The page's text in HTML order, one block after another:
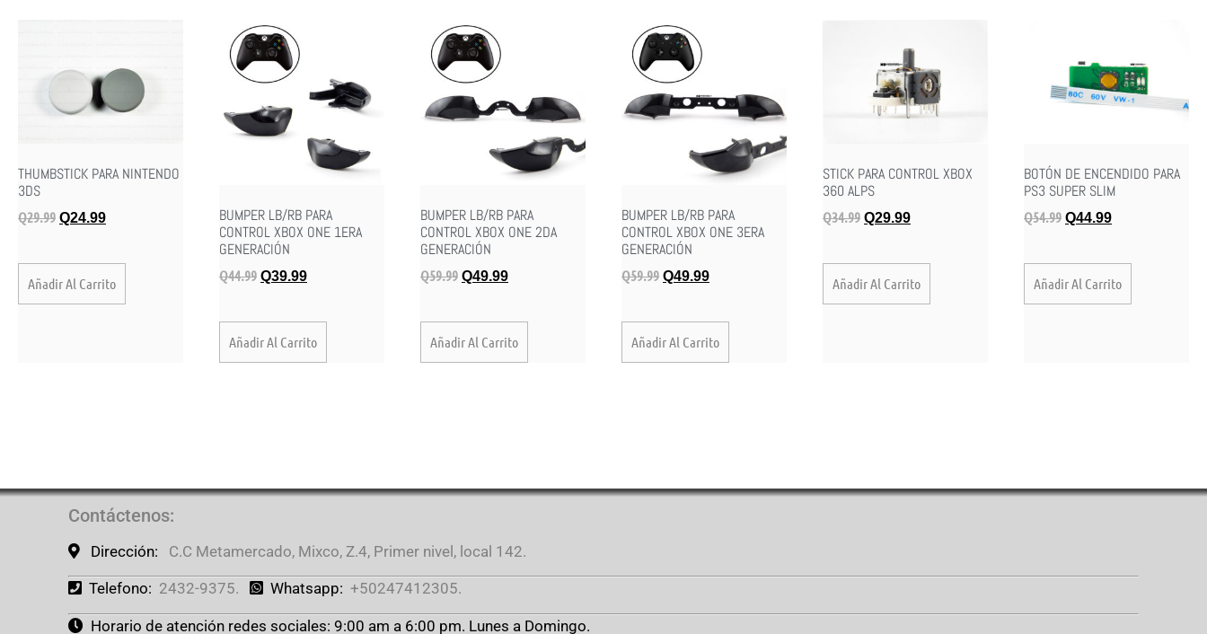
THUMBSTICK PARA NINTENDO
3DS
Q29.99 Q24.99
Añadir Al Carrito
BUMPER LB/RB PARA
CONTROL XBOX ONE 1ERA
GENERACIÓN
Q44.99 Q39.99
Añadir Al Carrito
BUMPER LB/RB PARA
CONTROL XBOX ONE 2DA
GENERACIÓN
Q59.99 Q49.99
Añadir Al Carrito
BUMPER LB/RB PARA
CONTROL XBOX ONE 3ERA
GENERACIÓN
Q59.99 Q49.99
Añadir Al Carrito
STICK PARA CONTROL XBOX
360 ALPS
Q34.99 Q29.99
Añadir Al Carrito
BOTÓN DE ENCENDIDO PARA
PS3 SUPER SLIM
Q54.99 Q44.99
Añadir Al Carrito
Contáctenos:
Dirección: C.C Metamercado, Mixco, Z.4, Primer nivel, local 142.
Telefono: 2432-9375. Whatsapp: +50247412305.
Horario de atención redes sociales: 9:00 am a 6:00 pm. Lunes a Domingo.